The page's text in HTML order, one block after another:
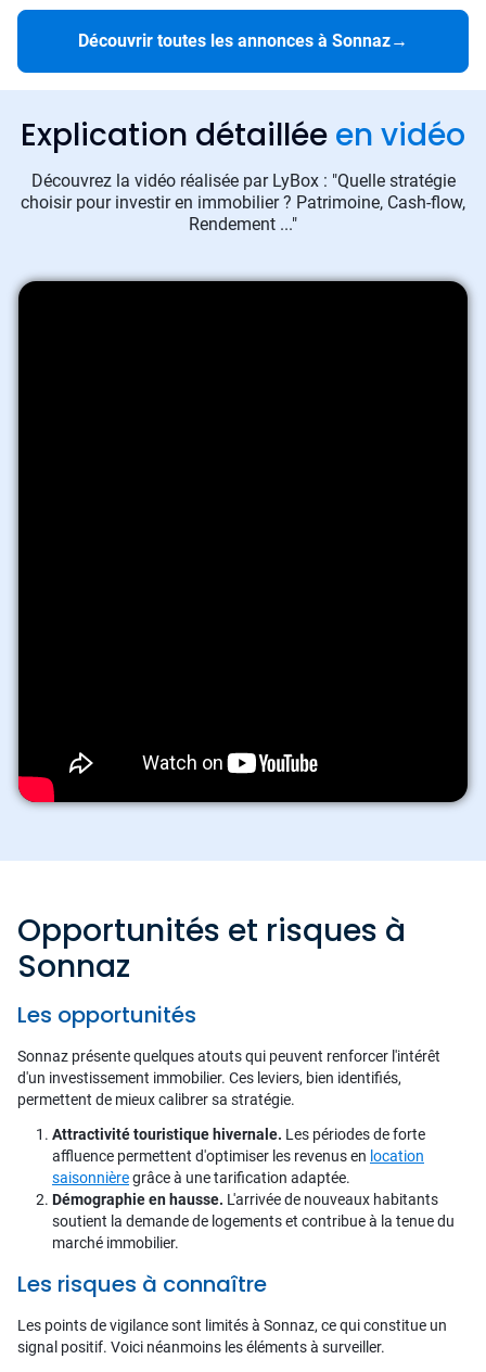
Découvrir toutes les annonces à Sonnaz→
Explication détaillée en vidéo
Découvrez la vidéo réalisée par LyBox : "Quelle stratégie
choisir pour investir en immobilier ? Patrimoine, Cash-flow,
Rendement ..."
Opportunités et risques à
Sonnaz
Les opportunités
Sonnaz présente quelques atouts qui peuvent renforcer l'intérêt
d'un investissement immobilier. Ces leviers, bien identifiés,
permettent de mieux calibrer sa stratégie.
Attractivité touristique hivernale. Les périodes de forte
affluence permettent d'optimiser les revenus en location
saisonnièregrâce à une tarification adaptée.
Démographie en hausse. L'arrivée de nouveaux habitants
soutient la demande de logements et contribue à la tenue du
marché immobilier.
Les risques à connaître
Les points de vigilance sont limités à Sonnaz, ce qui constitue un
signal positif. Voici néanmoins les éléments à surveiller.